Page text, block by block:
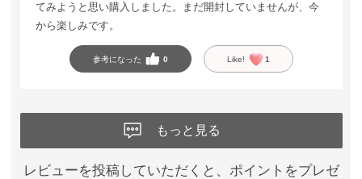
てみようと思い購入しました。まだ開封していませんが、今
から楽しみです。
参考になった 0 Like! 1
もっと見る
レビューを投稿していただくと、ポイントをプレゼ